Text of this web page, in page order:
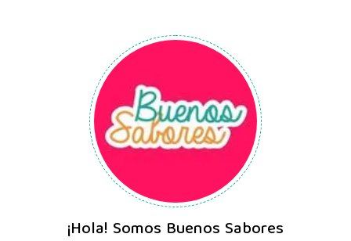
¡Hola! Somos Buenos Sabores